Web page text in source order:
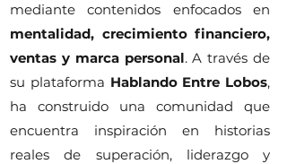
mediante contenidos enfocados en
mentalidad, crecimiento financiero,
ventas y marca personal. A través de
su plataforma Hablando Entre Lobos,
ha construido una comunidad que
encuentra inspiración en historias
reales de superación, liderazgo y